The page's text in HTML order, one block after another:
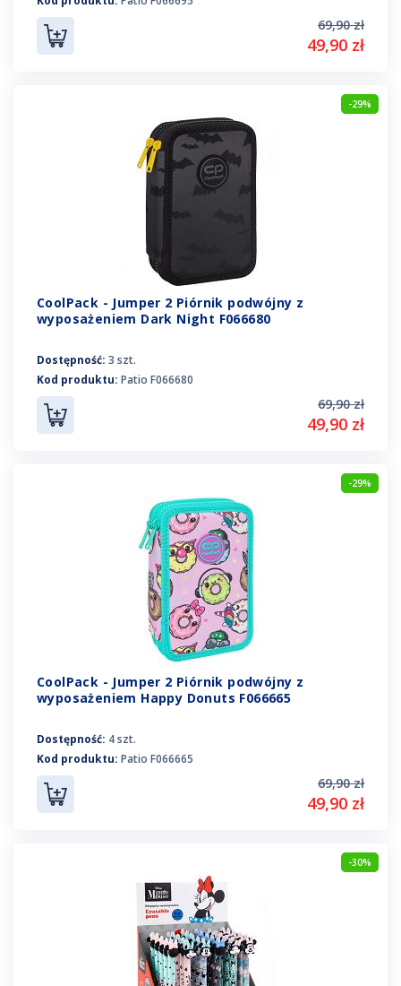
69,90 zł
49,90 zł
-29%
CoolPack - Jumper 2 Piórnik podwójny z
wyposażeniem Dark Night F066680
Dostępność: 3 szt.
Kod produktu: Patio F066680
69,90 zł
49,90 zł
-29%
CoolPack - Jumper 2 Piórnik podwójny z
wyposażeniem Happy Donuts F066665
Dostępność: 4 szt.
Kod produktu: Patio F066665
69,90 zł
49,90 zł
-30%